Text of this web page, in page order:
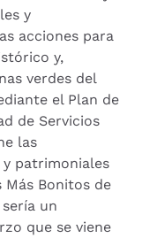
y
acciones para
y,
verdes del
el Plan de
de Servicios
las
patrimoniales
Bonitos de
un
que se viene